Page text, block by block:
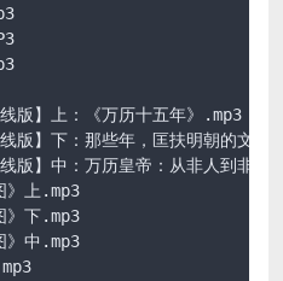
版】上：《万历十五年》
.mp3
版】下：那些年，匡扶明朝的文臣
版】中：万历皇帝：从非人到非非
》上 .mp3
》下.mp3
》中 .mp3